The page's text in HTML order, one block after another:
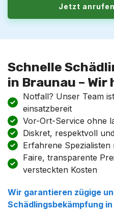
Jetzt
Schnelle
in Braunau –
Notfall? Unser Team
einsatzbereit
Vor-Ort-Service ohne
Diskret, respektvoll
Erfahrene
Faire, transparente
versteckten Kosten
Wir garantieren zügige
Schädlingsbekämpfung in